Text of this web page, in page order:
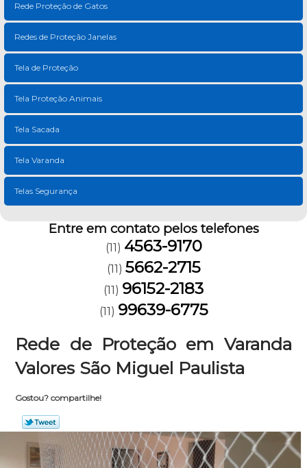
Rede Proteção de Gatos
Redes de Proteção Janelas
Tela de Proteção
Tela Proteção Animais
Tela Sacada
Tela Varanda
Telas Segurança
Entre em contato pelos telefones
(11) 4563-9170
(11) 5662-2715
(11) 96152-2183
(11) 99639-6775
Rede de Proteção em Varanda
Valores São Miguel Paulista
Gostou? compartilhe!